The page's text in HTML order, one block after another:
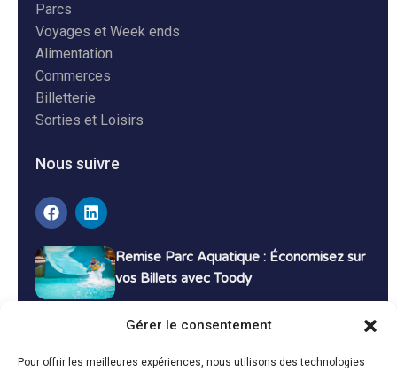
Gérer le consentement
Pour offrir les meilleures expériences, nous utilisons des technologies
Parcs
Voyages et Week ends
Alimentation
Commerces
Billetterie
Sorties et Loisirs
Nous suivre
Remise Parc Aquatique : Économisez sur
vos Billets avec Toody
Bons Plans Voyage : Économisez sur vos